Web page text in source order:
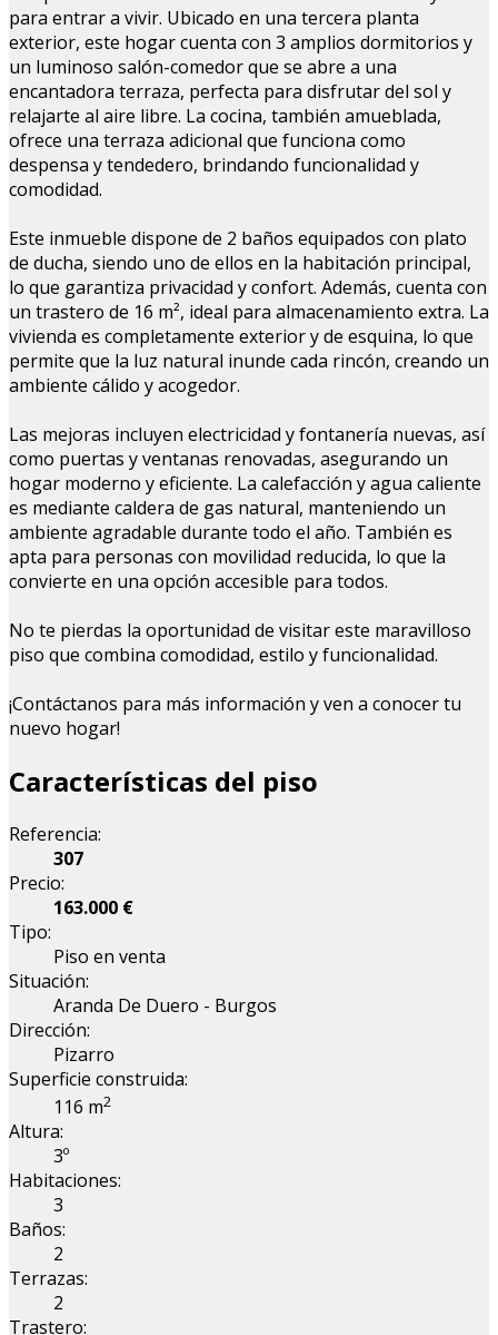
para entrar a vivir. Ubicado en una tercera planta
exterior, este hogar cuenta con 3 amplios dormitorios y
un luminoso salón-comedor que se abre a una
encantadora terraza, perfecta para disfrutar del sol y
relajarte al aire libre. La cocina, también amueblada,
ofrece una terraza adicional que funciona como
despensa y tendedero, brindando funcionalidad y
comodidad.
Este inmueble dispone de 2 baños equipados con plato
de ducha, siendo uno de ellos en la habitación principal,
lo que garantiza privacidad y confort. Además, cuenta con
un trastero de 16 m², ideal para almacenamiento extra. La
vivienda es completamente exterior y de esquina, lo que
permite que la luz natural inunde cada rincón, creando un
ambiente cálido y acogedor.
Las mejoras incluyen electricidad y fontanería nuevas, así
como puertas y ventanas renovadas, asegurando un
hogar moderno y eficiente. La calefacción y agua caliente
es mediante caldera de gas natural, manteniendo un
ambiente agradable durante todo el año. También es
apta para personas con movilidad reducida, lo que la
convierte en una opción accesible para todos.
No te pierdas la oportunidad de visitar este maravilloso
piso que combina comodidad, estilo y funcionalidad.
¡Contáctanos para más información y ven a conocer tu
nuevo hogar!
Características del piso
Referencia:
307
Precio:
163.000 €
Tipo:
Piso en venta
Situación:
Aranda De Duero - Burgos
Dirección:
Pizarro
Superficie construida:
116 m2
Altura:
3º
Habitaciones:
3
Baños:
2
Terrazas:
2
Trastero: